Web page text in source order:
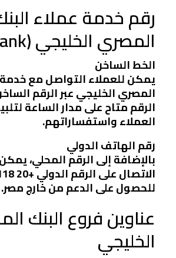
رقم خدمة عملاء
المصري الخليجي (EG Bank)
الخط الساخن
يمكن للعملاء التواصل مع خدمة
الرقم متاح على مدار الساعة
العملاء واستفساراتهم.
رقم الهاتف الدولي
بالإضافة إلى الرقم المحلي،
الاتصال
للحصول على الدعم من خارج مصر.
عناوين فروع البنك
الخليجي